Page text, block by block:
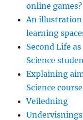
online games?
An illustration
learning
Second Life
Science
Explaining
Science
Veiledning